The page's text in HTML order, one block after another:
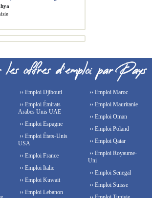
›› Emploi Djibouti
›› Emploi Émirats
Arabes Unis UAE
›› Emploi Espagne
›› Emploi États-Unis
USA
›› Emploi France
›› Emploi Italie
›› Emploi Kuwait
›› Emploi Lebanon
›› Emploi Maroc
›› Emploi Mauritanie
›› Emploi Oman
›› Emploi Poland
›› Emploi Qatar
›› Emploi Royaume-
Uni
›› Emploi Senegal
›› Emploi Suisse